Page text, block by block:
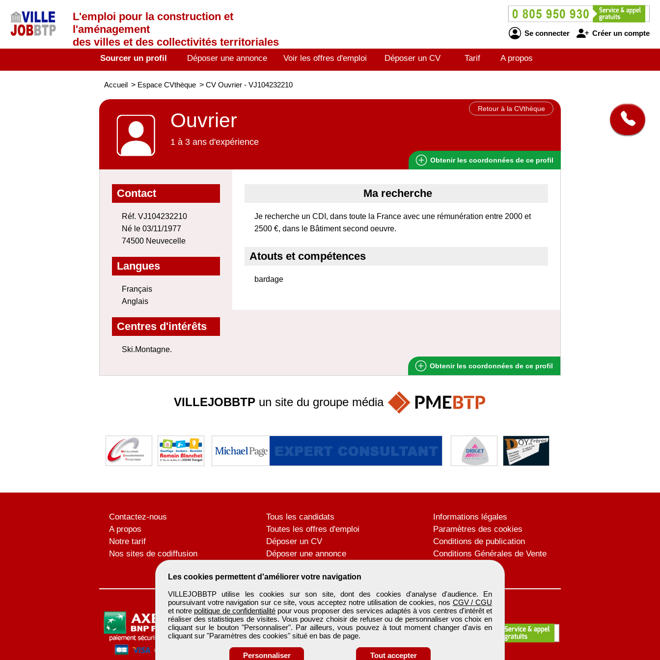
L'emploi pour la construction et
l'aménagement
des villes et des collectivités territoriales
Se connecter Créer un compte
Sourcer un profil Déposer une annonce Voir les offres d'emploi Déposer un CV Tarif A propos
Accueil > Espace CVthèque > CV Ouvrier - VJ104232210
Retour à la CVthèque
Ouvrier
1 à 3 ans d'expérience
Obtenir les coordonnées de ce profil
Contact
Réf. VJ104232210
Né le 03/11/1977
74500 Neuvecelle
Langues
Français
Anglais
Centres d'intérêts
Ski.Montagne.
Ma recherche
Je recherche un CDI, dans toute la France avec une rémunération entre 2000 et
2500 €, dans le Bâtiment second oeuvre.
Atouts et compétences
bardage
Obtenir les coordonnées de ce profil
Les cookies permettent d'améliorer votre navigation
VILLEJOBBTP utilise les cookies sur son site, dont des cookies d'analyse d'audience. En
poursuivant votre navigation sur ce site, vous acceptez notre utilisation de cookies, nos CGV / CGU
et notre politique de confidentialitépour vous proposer des services adaptés à vos centres d'intérêt et
réaliser des statistiques de visites. Vous pouvez choisir de refuser ou de personnaliser vos choix en
cliquant sur le bouton "Personnaliser". Par ailleurs, vous pouvez à tout moment changer d'avis en
cliquant sur "Paramètres des cookies" situé en bas de page.
Personnaliser Tout accepter
VILLEJOBBTPun site du groupe média
Contactez-nous
A propos
Notre tarif
Nos sites de codiffusion
Tous les candidats
Toutes les offres d'emploi
Déposer un CV
Déposer une annonce
Informations légales
Paramètres des cookies
Conditions de publication
Conditions Générales de Vente